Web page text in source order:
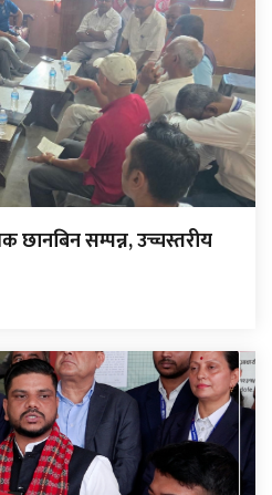
छानबिन सम्पन्न, उच्चस्तरीय